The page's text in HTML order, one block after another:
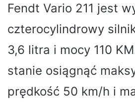
Fendt Vario 211 jest
czterocylindrowy
3,6 litra i mocy 110
stanie osiągnąć
prędkość 50 km/h i